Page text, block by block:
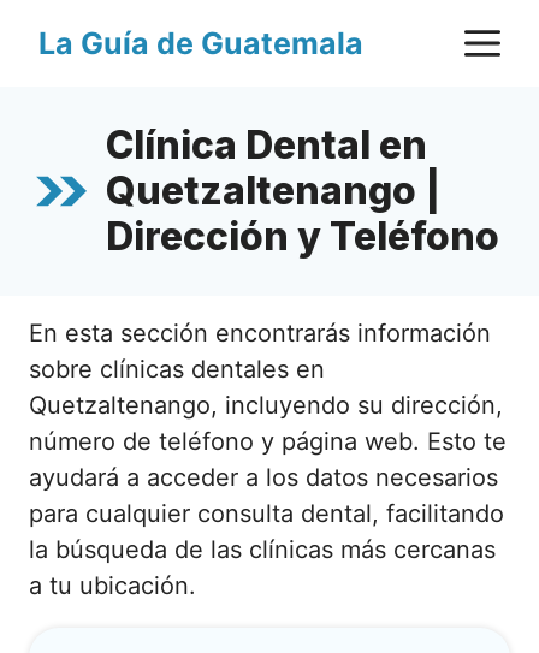
La Guía de Guatemala
Clínica Dental en
Quetzaltenango |
Dirección y Teléfono
En esta sección encontrarás información
sobre clínicas dentales en
Quetzaltenango, incluyendo su dirección,
número de teléfono y página web. Esto te
ayudará a acceder a los datos necesarios
para cualquier consulta dental, facilitando
la búsqueda de las clínicas más cercanas
a tu ubicación.